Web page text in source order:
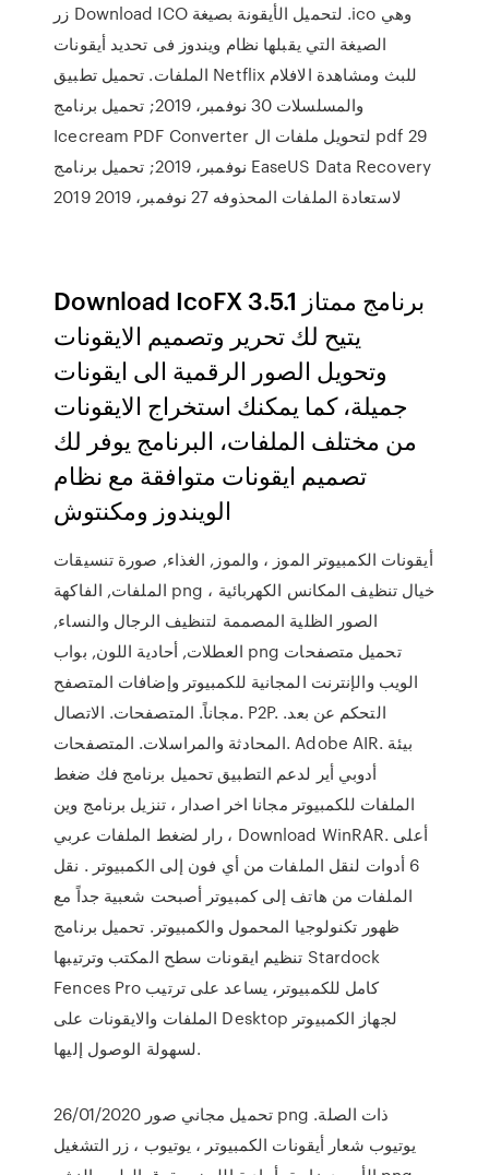
زر Download ICO لتحميل الأيقونة بصيغة .ico وهي
الصيغة التي يقبلها نظام ويندوز فى تحديد أيقونات
الملفات. تحميل تطبيق Netflix للبث ومشاهدة الافلام
والمسلسلات 30 نوفمبر، 2019; تحميل برنامج
Icecream PDF Converter لتحويل ملفات ال pdf 29
نوفمبر، 2019; تحميل برنامج EaseUS Data Recovery
2019 لاستعادة الملفات المحذوفه 27 نوفمبر، 2019
Download IcoFX 3.5.1 برنامج ممتاز
يتيح لك تحرير وتصميم الايقونات
وتحويل الصور الرقمية الى ايقونات
جميلة، كما يمكنك استخراج الايقونات
من مختلف الملفات، البرنامج يوفر لك
تصميم ايقونات متوافقة مع نظام
الويندوز ومكنتوش
أيقونات الكمبيوتر الموز ، والموز, الغذاء, صورة تنسيقات
الملفات, الفاكهة png خيال تنظيف المكانس الكهربائية ،
الصور الظلية المصممة لتنظيف الرجال والنساء,
العطلات, أحادية اللون, بواب png تحميل متصفحات
الويب والإنترنت المجانية للكمبيوتر وإضافات المتصفح
مجاناً. المتصفحات. الاتصال. P2P. التحكم عن بعد.
المحادثة والمراسلات. المتصفحات. Adobe AIR. بيئة
أدوبي أير لدعم التطبيق تحميل برنامج فك ضغط
الملفات للكمبيوتر مجانا اخر اصدار ، تنزيل برنامج وين
رار لضغط الملفات عربي ، Download WinRAR. أعلى
6 أدوات لنقل الملفات من أي فون إلى الكمبيوتر . نقل
الملفات من هاتف إلى كمبيوتر أصبحت شعبية جداً مع
ظهور تكنولوجيا المحمول والكمبيوتر. تحميل برنامج
تنظيم ايقونات سطح المكتب وترتيبها Stardock
Fences Pro كامل للكمبيوتر، يساعد على ترتيب
الملفات والايقونات على Desktop لجهاز الكمبيوتر
لسهولة الوصول إليها.
26/01/2020 تحميل مجاني صور png ذات الصلة.
يوتيوب شعار أيقونات الكمبيوتر ، يوتيوب ، زر التشغيل